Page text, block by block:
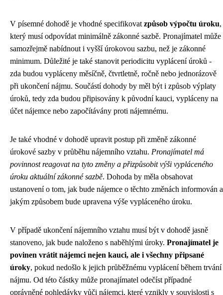
V písemné dohodě je vhodné specifikovat způsob výpočtu úroku,
který musí odpovídat minimálně zákonné sazbě. Pronajímatel může
samozřejmě nabídnout i vyšší úrokovou sazbu, než je zákonné
minimum. Důležité je také stanovit periodicitu vyplácení úroků -
zda budou vypláceny měsíčně, čtvrtletně, ročně nebo jednorázově
při ukončení nájmu. Součástí dohody by měl být i způsob výplaty
úroků, tedy zda budou připisovány k původní kauci, vypláceny na
účet nájemce nebo započítávány proti nájemnému.
Je také vhodné v dohodě upravit postup při změně zákonné
úrokové sazby v průběhu nájemního vztahu. Pronajímatel má
povinnost reagovat na tyto změny a přizpůsobit výši vypláceného
úroku aktuální zákonné sazbě. Dohoda by měla obsahovat
ustanovení o tom, jak bude nájemce o těchto změnách informován a
jakým způsobem bude upravena výše vypláceného úroku.
V případě ukončení nájemního vztahu musí být v dohodě jasně
stanoveno, jak bude naloženo s naběhlými úroky. Pronajímatel je
povinen vrátit nájemci nejen kauci, ale i všechny připsané
úroky, pokud nedošlo k jejich průběžnému vyplácení během trvání
nájmu. Od této částky může pronajímatel odečíst případné
oprávněné pohledávky vůči nájemci, které vznikly v souvislosti s